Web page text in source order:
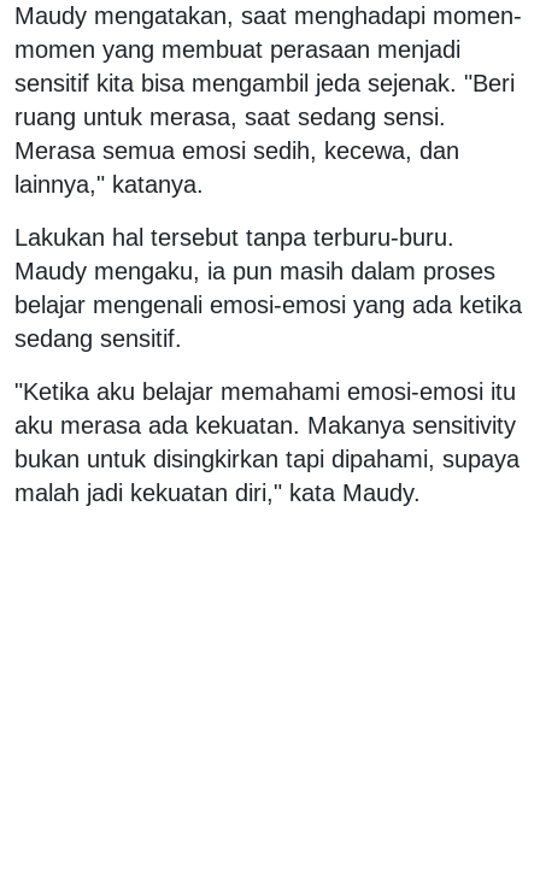
Maudy mengatakan, saat menghadapi momen-
momen yang membuat perasaan menjadi
sensitif kita bisa mengambil jeda sejenak. "Beri
ruang untuk merasa, saat sedang sensi.
Merasa semua emosi sedih, kecewa, dan
lainnya," katanya.
Lakukan hal tersebut tanpa terburu-buru.
Maudy mengaku, ia pun masih dalam proses
belajar mengenali emosi-emosi yang ada ketika
sedang sensitif.
"Ketika aku belajar memahami emosi-emosi itu
aku merasa ada kekuatan. Makanya sensitivity
bukan untuk disingkirkan tapi dipahami, supaya
malah jadi kekuatan diri," kata Maudy.